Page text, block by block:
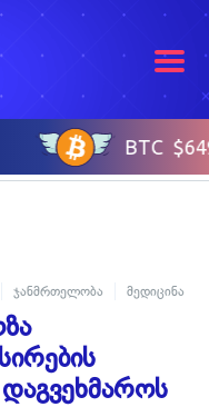
ჯანმრთელობა მედიცინა